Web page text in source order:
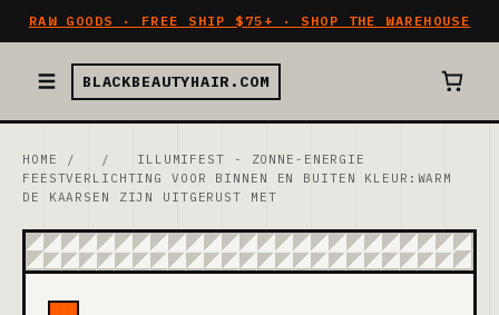
RAW GOODS · FREE SHIP $75+ · SHOP THE WAREHOUSE
BLACKBEAUTYHAIR.COM
HOME / /
ILLUMIFEST - ZONNE-ENERGIE
FEESTVERLICHTING VOOR BINNEN EN BUITEN KLEUR:WARM
DE KAARSEN ZIJN UITGERUST MET